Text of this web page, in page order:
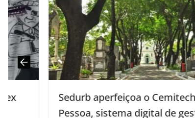
Sedurb aperfeiçoa o Cemitech João
Pessoa, sistema digital de gestão dos